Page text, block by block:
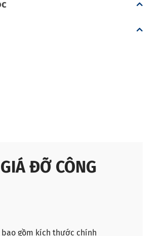
ĐỠ CÔNG
bao gồm kích thước chính